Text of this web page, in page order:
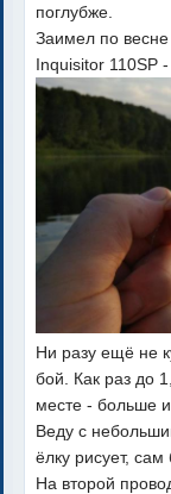
поглубже.
Заимел по
Inquisitor 110SP -
Ни разу ещё не
бой. Как раз до
месте - больше
Веду с
ёлку рисует,
На второй